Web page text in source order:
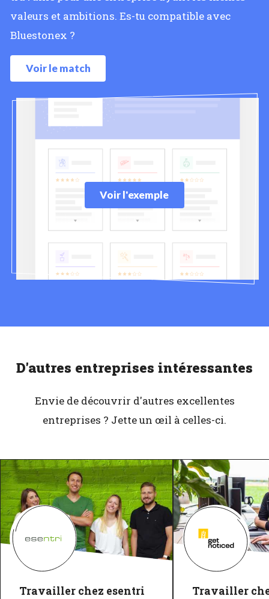
valeurs et ambitions. Es-tu compatible avec
Bluestonex ?
Voir le match
Voir l'exemple
D'autres entreprises intéressantes
Envie de découvrir d'autres excellentes
entreprises ? Jette un œil à celles-ci.
Travailler chez esentri
Travailler